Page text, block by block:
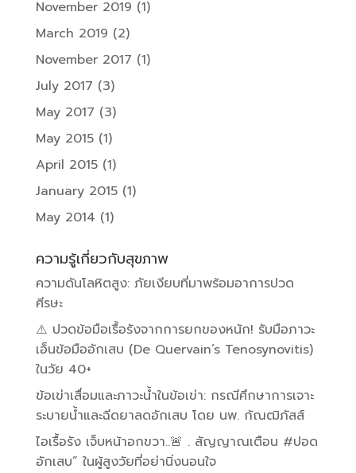
November 2019 (1)
March 2019 (2)
November 2017 (1)
July 2017 (3)
May 2017 (3)
May 2015(1)
April 2015(1)
January 2015(1)
May 2014 (1)
ความรู้เกี่ยวกับสุขภาพ
ความดันโลหิตสูง: ภัยเงียบที่มาพร้อมอาการปวด
ศีรษะ
⚠️ ปวดข้อมือเรื้อรังจากการยกของหนัก! รับมือภาวะ
เอ็นข้อมืออักเสบ (De Quervain’s Tenosynovitis)
ในวัย 40+
ข้อเข่าเสื่อมและภาวะน้ำในข้อเข่า: กรณีศึกษาการเจาะ
ระบายน้ำและฉีดยาลดอักเสบ โดย นพ. กัณฒิภัสส์
ไอเรื้อรัง เจ็บหน้าอกขวา..🚨 . สัญญาณเตือน #ปอด
อักเสบ” ในผู้สูงวัยที่อย่านิ่งนอนใจ